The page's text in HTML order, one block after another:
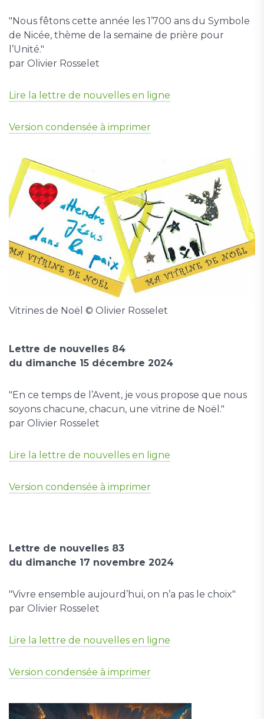
"Nous fêtons cette année les 1’700 ans du Symbole
de Nicée, thème de la semaine de prière pour
l’Unité."
par Olivier Rosselet
Lire la lettre de nouvelles en ligne
Version condensée à imprimer
Vitrines de Noël © Olivier Rosselet
Lettre de nouvelles 84
du dimanche 15 décembre 2024
"En ce temps de l’Avent, je vous propose que nous
soyons chacune, chacun, une vitrine de Noël."
par Olivier Rosselet
Lire la lettre de nouvelles en ligne
Version condensée à imprimer
Lettre de nouvelles 83
du dimanche 17 novembre 2024
"Vivre ensemble aujourd’hui, on n’a pas le choix"
par Olivier Rosselet
Lire la lettre de nouvelles en ligne
Version condensée à imprimer